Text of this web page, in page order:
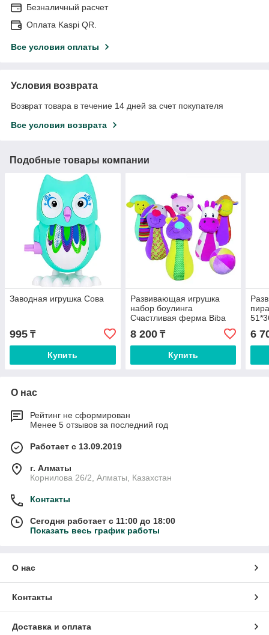
Безналичный расчет
Оплата Kaspi QR.
Все условия оплаты
Условия возврата
Возврат товара в течение 14 дней за счет покупателя
Все условия возврата
Подобные товары компании
Заводная игрушка Сова
995 ₸
Купить
Развивающая игрушка
набор боулинга
Счастливая ферма Biba
8 200₸
Купить
6
О нас
Рейтинг не сформирован
Менее 5 отзывов за последний год
Работает с 13.09.2019
г. Алматы
Корнилова 26/2, Алматы, Казахстан
Контакты
Сегодня работает с 11:00 до 18:00
Показать весь график работы
О нас
Контакты
Доставка и оплата